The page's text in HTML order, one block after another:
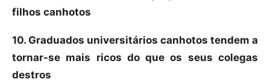
filhos canhotos
10. Graduados universitários canhotos tendem a
tornar-se mais ricos do que os seus colegas
destros